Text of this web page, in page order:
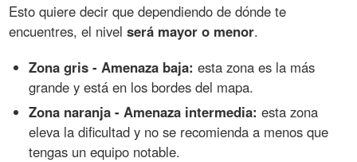
Esto quiere decir que dependiendo de dónde te
encuentres, el nivelserá mayor o menor.
Zona gris - Amenaza baja: esta zona es la más
grande y está en los bordes del mapa.
Zona naranja - Amenaza intermedia: esta zona
eleva la dificultad y no se recomienda a menos que
tengas un equipo notable.